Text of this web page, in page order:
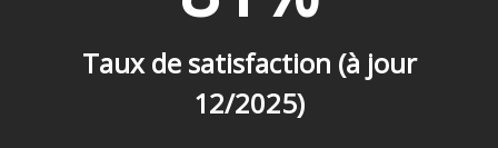
Taux de satisfaction (à jour
12/2025)